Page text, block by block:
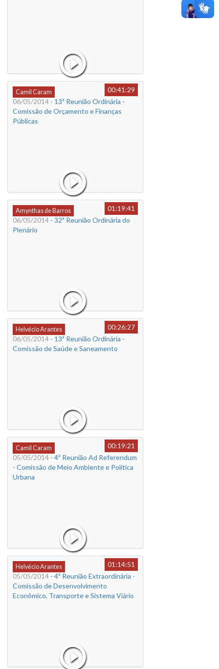
Camil Caram
00:41:29
06/05/2014 - 13ª Reunião Ordinária -
Comissão de Orçamento e Finanças
Públicas
Amynthas de Barros
01:19:41
06/05/2014 - 32ª Reunião Ordinária do
Plenário
Helvécio Arantes
00:26:27
06/05/2014 - 13ª Reunião Ordinária -
Comissão de Saúde e Saneamento
Camil Caram
00:19:21
05/05/2014 - 4ª Reunião Ad Referendum
- Comissão de Meio Ambiente e Política
Urbana
Helvécio Arantes
01:14:51
05/05/2014 - 4ª Reunião Extraordinária -
Comissão de Desenvolvimento
Econômico, Transporte e Sistema Viário